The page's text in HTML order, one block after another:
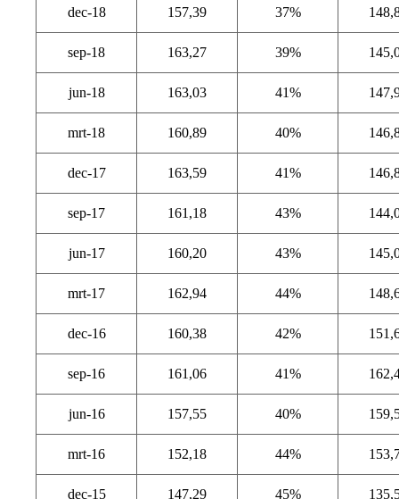
dec-18 157,39 37%
sep-18 163,27 39%
jun-18 163,03 41%
mrt-18 160,89 40%
dec-17 163,59 41%
sep-17 161,18 43%
jun-17 160,20 43%
mrt-17 162,94 44%
dec-16 160,38 42%
sep-16 161,06 41%
jun-16 157,55 40%
mrt-16 152,18 44%
dec-15 147,29 45%